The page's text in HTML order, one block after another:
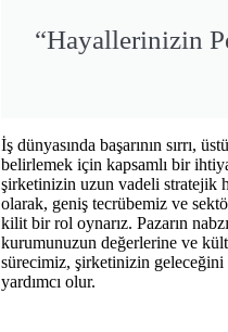
“Hayallerinizin
İş dünyasında başarının sırrı,
belirlemek için kapsamlı bir
şirketinizin uzun vadeli stratejik
olarak, geniş tecrübemiz ve
kilit bir rol oynarız. Pazarın
kurumunuzun değerlerine ve
sürecimiz, şirketinizin geleceğini
yardımcı olur.